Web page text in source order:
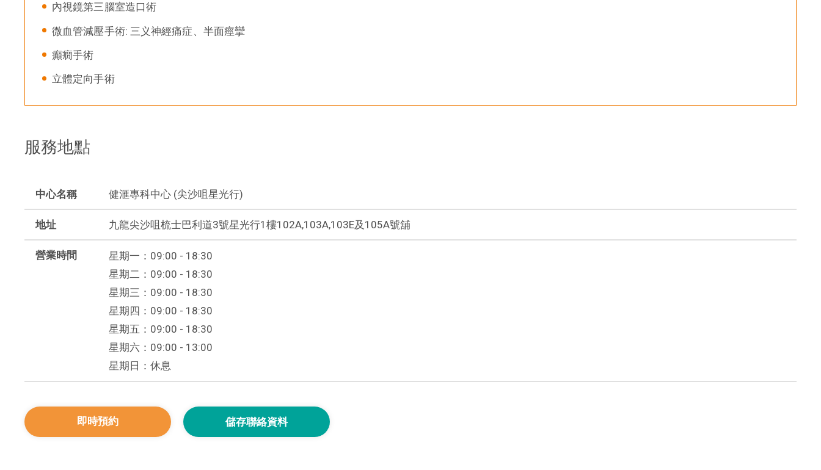
內視鏡第三腦室造口術
微血管減壓手術: 三义神經痛症、半面痙攣
癲癇手術
立體定向手術
服務地點
中心名稱 健滙專科中心 (尖沙咀星光行)
地址 九龍尖沙咀梳士巴利道3號星光行1樓102A,103A,103E及105A號舖
營業時間
星期一：09:00 - 18:30
星期二：09:00 - 18:30
星期三：09:00 - 18:30
星期四：09:00 - 18:30
星期五：09:00 - 18:30
星期六：09:00 - 13:00
星期日：休息
即時預約 儲存聯絡資料